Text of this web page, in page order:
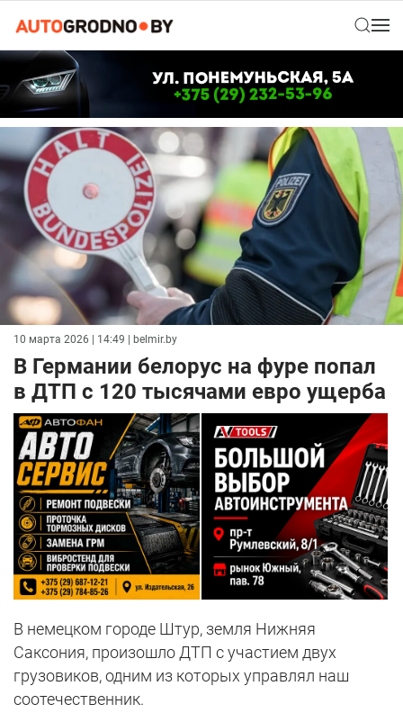
10 марта 2026 | 14:49 | belmir.by
В Германии белорус на фуре попал
в ДТП с 120 тысячами евро ущерба
В немецком городе Штур, земля Нижняя
Саксония, произошло ДТП с участием двух
грузовиков, одним из которых управлял наш
соотечественник.